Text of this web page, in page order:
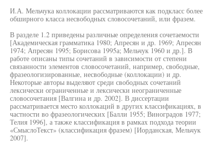
И.А. Мельчука коллокации рассматриваются как подкласс более
обширного класса несвободных словосочетаний, или фразем.
В разделе 1.2 приведены различные определения сочетаемости
[Академическая грамматика 1980; Апресян и др. 1969; Апресян
1974; Апресян 1995; Борисова 1995а; Мельчук 1960 и др.]. В
работе описаны типы сочетаний в зависимости от степени
связанности элементов словосочетаний, например, свободные,
фразеологизированные, несвободные (коллокации) и др.
Некоторые авторы выделяют среди свободных сочетаний
лексически ограниченные и лексически неограниченные
словосочетания [Валгина и др. 2002]. В диссертации
рассматривается место коллокаций в других классификациях, в
частности во фразеологических [Балли 1955; Виноградов 1977;
Телия 1996], а также классификация в рамках подхода теории
«СмыслоТекст» (классификация фразем) [Иорданская, Мельчук
2007].